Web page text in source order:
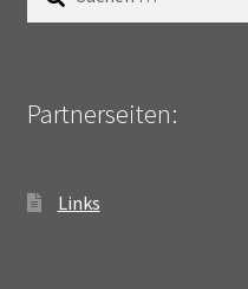
nach:
Partnerseiten:
Links